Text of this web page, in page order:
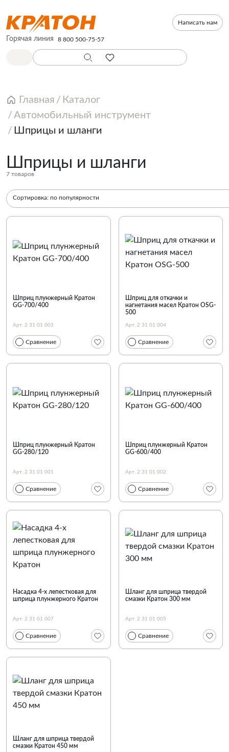
Написать нам
Горячая линия 8 800 500-75-57
Главная
Каталог
Автомобильный инструмент
Шприцы и шланги
Шприцы и шланги
7 товаров
Сортировка: по популярности
Шприц плунжерный Кратон
GG-700/400
Арт. 2 31 01 003
Сравнение
Шприц для откачки и
нагнетания масел Кратон OSG-
500
Арт. 2 31 01 004
Сравнение
Шприц плунжерный Кратон
GG-280/120
Арт. 2 31 01 001
Сравнение
Шприц плунжерный Кратон
GG-600/400
Арт. 2 31 01 002
Сравнение
Насадка 4-х лепестковая для
шприца плунжерного Кратон
Арт. 2 31 01 007
Сравнение
Шланг для шприца твердой
смазки Кратон 300 мм
Арт. 2 31 01 005
Сравнение
Шланг для шприца твердой
смазки Кратон 450 мм